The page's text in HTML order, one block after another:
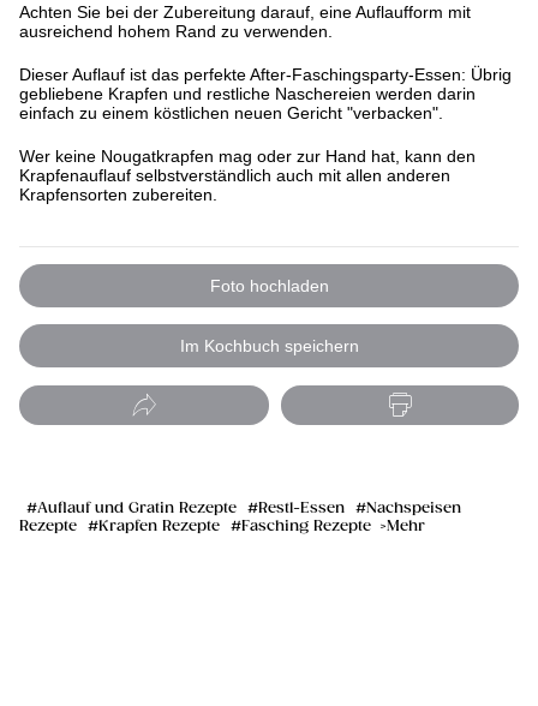
Achten Sie bei der Zubereitung darauf, eine Auflaufform mit
ausreichend hohem Rand zu verwenden.
Dieser Auflauf ist das perfekte After-Faschingsparty-Essen: Übrig
gebliebene Krapfen und restliche Naschereien werden darin
einfach zu einem köstlichen neuen Gericht "verbacken".
Wer keine Nougatkrapfen mag oder zur Hand hat, kann den
Krapfenauflauf selbstverständlich auch mit allen anderen
Krapfensorten zubereiten.
Foto hochladen
Im Kochbuch speichern
Auflauf und Gratin Rezepte Restl-Essen
Nachspeisen
Rezepte
Krapfen Rezepte Fasching Rezepte Mehr